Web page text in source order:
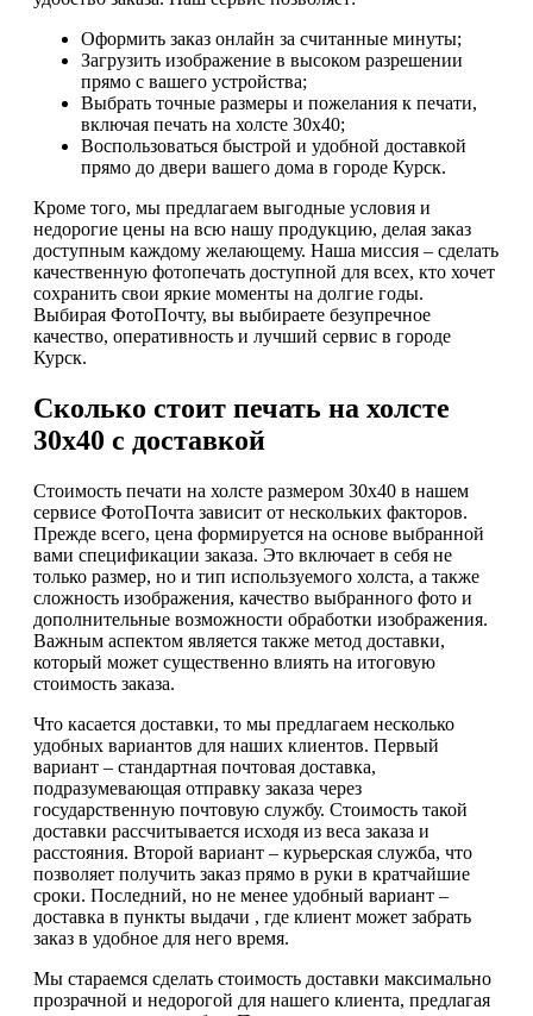
Оформить заказ онлайн за считанные минуты;
Загрузить изображение в высоком разрешении
прямо с вашего устройства;
Выбрать точные размеры и пожелания к печати,
включая печать на холсте 30х40;
Воспользоваться быстрой и удобной доставкой
прямо до двери вашего дома в городе Курск.
Кроме того, мы предлагаем выгодные условия и
недорогие цены на всю нашу продукцию, делая заказ
доступным каждому желающему. Наша миссия – сделать
качественную фотопечать доступной для всех, кто хочет
сохранить свои яркие моменты на долгие годы.
Выбирая ФотоПочту, вы выбираете безупречное
качество, оперативность и лучший сервис в городе
Курск.
Сколько стоит печать на холсте
30х40 с доставкой
Стоимость печати на холсте размером 30х40 в нашем
сервисе ФотоПочта зависит от нескольких факторов.
Прежде всего, цена формируется на основе выбранной
вами спецификации заказа. Это включает в себя не
только размер, но и тип используемого холста, а также
сложность изображения, качество выбранного фото и
дополнительные возможности обработки изображения.
Важным аспектом является также метод доставки,
который может существенно влиять на итоговую
стоимость заказа.
Что касается доставки, то мы предлагаем несколько
удобных вариантов для наших клиентов. Первый
вариант – стандартная почтовая доставка,
подразумевающая отправку заказа через
государственную почтовую службу. Стоимость такой
доставки рассчитывается исходя из веса заказа и
расстояния. Второй вариант – курьерская служба, что
позволяет получить заказ прямо в руки в кратчайшие
сроки. Последний, но не менее удобный вариант –
доставка в пункты выдачи , где клиент может забрать
заказ в удобное для него время.
Мы стараемся сделать стоимость доставки максимально
прозрачной и недорогой для нашего клиента, предлагая